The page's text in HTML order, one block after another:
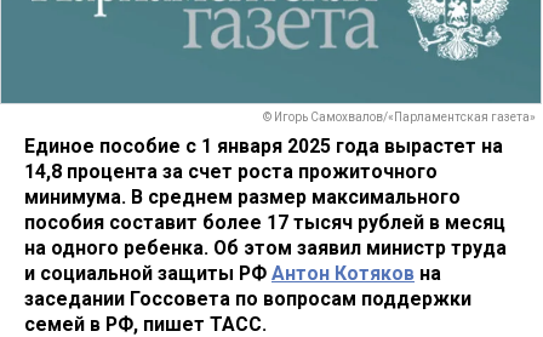
© Игорь Самохвалов/«Парламентская газета»
Единое пособие с 1 января 2025 года вырастет на
14,8 процента за счет роста прожиточного
минимума. В среднем размер максимального
пособия составит более 17 тысяч рублей в месяц
на одного ребенка. Об этом заявил министр труда
и социальной защиты РФ Антон Котяков на
заседании Госсовета по вопросам поддержки
семей в РФ, пишет ТАСС.